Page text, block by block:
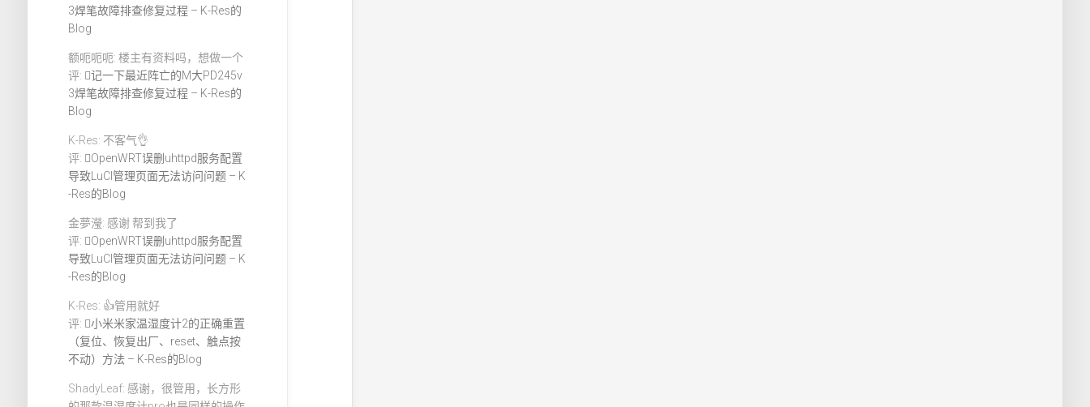
3焊笔故障排查修复过程 – K-Res的
Blog
额呃呃呃: 楼主有资料吗，想做一个
评:
记一下最近阵亡的M大PD245v
3焊笔故障排查修复过程 – K-Res的
Blog
K-Res: 不客气👌
评:
OpenWRT误删uhttpd服务配置
导致LuCI管理页面无法访问问题 – K
-Res的Blog
金夢瀅: 感谢 帮到我了
评:
OpenWRT误删uhttpd服务配置
导致LuCI管理页面无法访问问题 – K
-Res的Blog
K-Res: 👍管用就好
评:
小米米家温湿度计2的正确重置
（复位、恢复出厂、reset、触点按
不动）方法 – K-Res的Blog
ShadyLeaf: 感谢，很管用，长方形